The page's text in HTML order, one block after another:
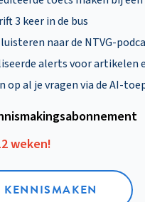
3 keer in de bus
naar de NTVG-
alerts voor artikelen
op al je vragen via de AI-
weken!